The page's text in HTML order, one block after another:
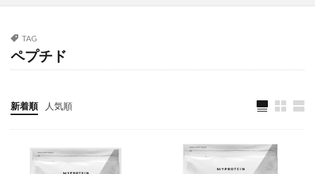
TAG
ペプチド
新着順 人気順